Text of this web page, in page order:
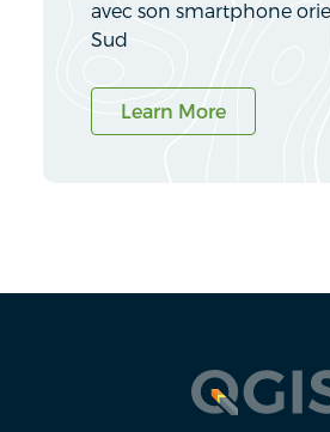
avec son smartphone
Sud
Learn More